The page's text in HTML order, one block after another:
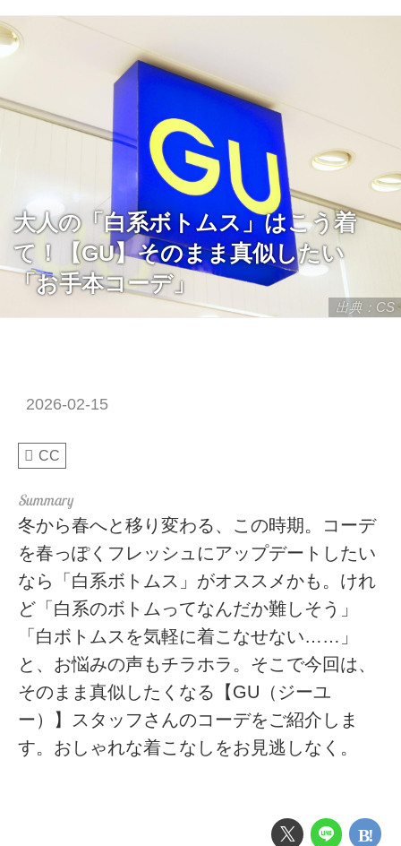
出典：CS
大人の「白系ボトムス」はこう着
て！【GU】そのまま真似したい
「お手本コーデ」
2026-02-15
CC
冬から春へと移り変わる、この時期。コーデ
を春っぽくフレッシュにアップデートしたい
なら「白系ボトムス」がオススメかも。けれ
ど「白系のボトムってなんだか難しそう」
「白ボトムスを気軽に着こなせない……」
と、お悩みの声もチラホラ。そこで今回は、
そのまま真似したくなる【GU（ジーユ
ー）】スタッフさんのコーデをご紹介しま
す。おしゃれな着こなしをお見逃しなく。